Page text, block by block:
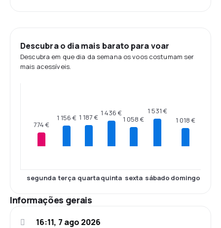
Descubra o dia mais barato para voar
Descubra em que dia da semana os voos costumam ser
mais acessíveis.
774 €
segunda
1 156 €
terça
1 187 €
quarta
1 436 €
quinta
1 058 €
sexta
1 531 €
sábado
1 018 €
domingo
Informações gerais
16:11, 7 ago 2026